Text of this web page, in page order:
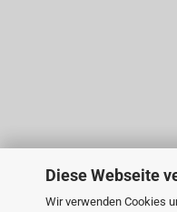
Diese Webseite
Wir verwenden Cookies